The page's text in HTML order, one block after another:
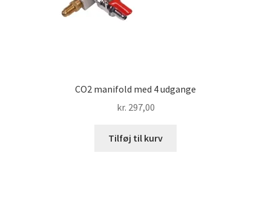
CO2 manifold med 4 udgange
kr. 297,00
Tilføj til kurv